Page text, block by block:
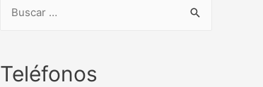
c
Teléfonos